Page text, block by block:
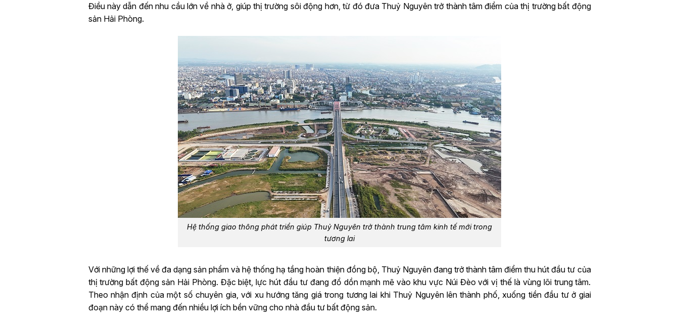
Điều này dẫn đến nhu cầu lớn về nhà ở, giúp thị trường sôi động hơn, từ đó đưa Thuỷ Nguyên trở thành tâm điểm của thị trường bất động
sản Hải Phòng.
Hệ thống giao thông phát triển giúp Thuỷ Nguyên trở thành trung tâm kinh tế mới trong
tương lai
Với những lợi thế về đa dạng sản phẩm và hệ thống hạ tầng hoàn thiện đồng bộ, Thuỷ Nguyên đang trở thành tâm điểm thu hút đầu tư của
thị trường bất động sản Hải Phòng. Đặc biệt, lực hút đầu tư đang đổ dồn mạnh mẽ vào khu vực Núi Đèo với vị thế là vùng lõi trung tâm.
Theo nhận định của một số chuyên gia, với xu hướng tăng giá trong tương lai khi Thuỷ Nguyên lên thành phố, xuống tiền đầu tư ở giai
đoạn này có thể mang đến nhiều lợi ích bền vững cho nhà đầu tư bất động sản.